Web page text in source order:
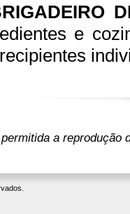
e
a reprodução